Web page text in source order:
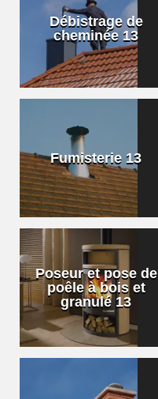
Débistrage de
cheminée 13
Fumisterie 13
Poseur et pose de
poêle à bois et
granulé 13